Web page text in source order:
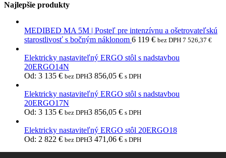
Najlepšie produkty
MEDIBED MA 5M | Posteľ pre intenzívnu a ošetrovateľskú
starostlivosť s bočným náklonom 6 119 € bez DPH 7 526,37 €
Elektricky nastaviteľný ERGO stôl s nadstavbou
20ERGO14N
Od: 3 135 € bez DPH3 856,05 € s DPH
Elektricky nastaviteľný ERGO stôl s nadstavbou
20ERGO17N
Od: 3 135 € bez DPH3 856,05 € s DPH
Elektricky nastaviteľný ERGO stôl 20ERGO18
Od: 2 822 € bez DPH3 471,06 € s DPH